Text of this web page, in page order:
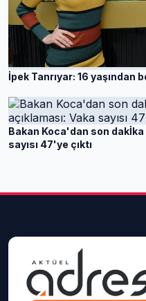
İpek Tanrıyar: 16 yaşından
Bakan Koca'dan son
sayısı 47'ye çıktı